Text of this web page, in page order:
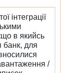
інтеграції
в якийсь
банк, для
/